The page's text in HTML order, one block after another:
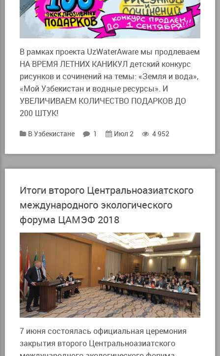
В рамках проекта UzWaterAware мы продлеваем
НА ВРЕМЯ ЛЕТНИХ КАНИКУЛ детский конкурс
рисунков и сочинений на темы: «Земля и вода»,
«Мой Узбекистан и водные ресурсы». И
УВЕЛИЧИВАЕМ КОЛИЧЕСТВО ПОДАРКОВ ДО
200 ШТУК!
В Узбекистане 1 Июл 2 4 952
Итоги второго Центральноазиатского
международного экологического
форума ЦАМЭФ 2018
7 июня состоялась официальная церемония
закрытия второго Центральноазиатского